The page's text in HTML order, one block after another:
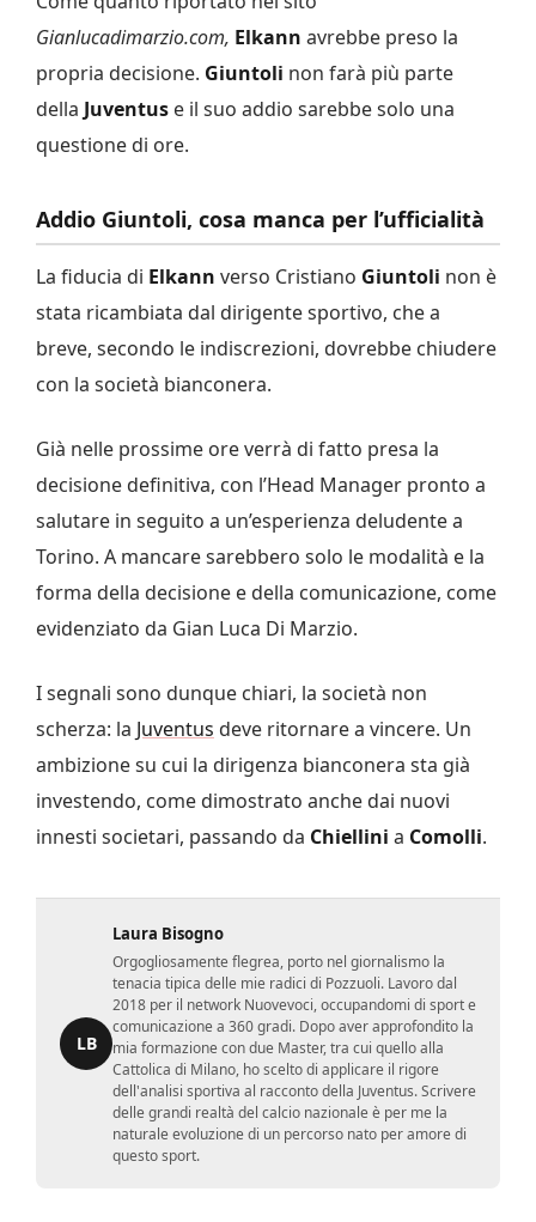
Gianlucadimarzio.com, Elkann avrebbe preso la
propria decisione. Giuntoli non farà più parte
della Juventus e il suo addio sarebbe solo una
questione di ore.
Addio Giuntoli, cosa manca per l’ufficialità
La fiducia di Elkann verso Cristiano Giuntoli non è
stata ricambiata dal dirigente sportivo, che a
breve, secondo le indiscrezioni, dovrebbe chiudere
con la società bianconera.
Già nelle prossime ore verrà di fatto presa la
decisione definitiva, con l’Head Manager pronto a
salutare in seguito a un’esperienza deludente a
Torino. A mancare sarebbero solo le modalità e la
forma della decisione e della comunicazione, come
evidenziato da Gian Luca Di Marzio.
I segnali sono dunque chiari, la società non
scherza: la Juventus deve ritornare a vincere. Un
ambizione su cui la dirigenza bianconera sta già
investendo, come dimostrato anche dai nuovi
innesti societari, passando da Chiellini a Comolli.
LB
Laura Bisogno
Orgogliosamente flegrea, porto nel giornalismo la
tenacia tipica delle mie radici di Pozzuoli. Lavoro dal
2018 per il network Nuovevoci, occupandomi di sport e
comunicazione a 360 gradi. Dopo aver approfondito la
mia formazione con due Master, tra cui quello alla
Cattolica di Milano, ho scelto di applicare il rigore
dell'analisi sportiva al racconto della Juventus. Scrivere
delle grandi realtà del calcio nazionale è per me la
naturale evoluzione di un percorso nato per amore di
questo sport.